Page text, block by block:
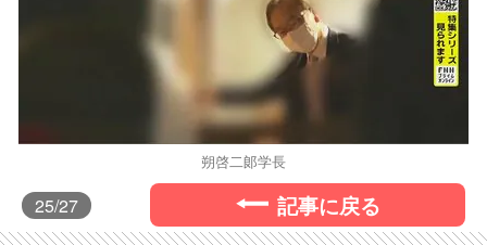
朔啓二郞学長
25/27 記事に戻る